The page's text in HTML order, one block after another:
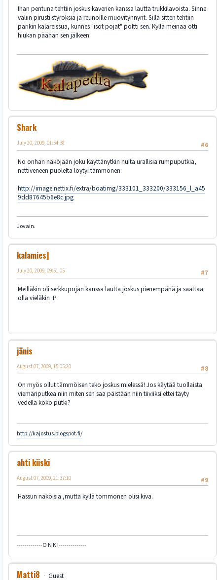
Ihan pentuna tehtiin joskus kaverien kanssa lautta trukkilavoista. Sinne
väliin pirusti styroksia ja reunoille muovitynnyrit. Sillä sitten tehtiin
parikin kalareissua, kunnes "isot pojat" poltti sen. Kyllä meinaa otti
hiukan päähän sen jälkeen
Shark
#6
July 20, 2009, 01:54:38
No onhan näköjään joku käyttänytkin nuita urallisia rumpuputkia,
nettiveneen puolelta löytyi tämmönen:
http://image.nettix.fi/extra/boatimg/333101_333200/333156_l_a45
9dd87645b6e8c.jpg
Jovain.
kalamies]
#7
July 20, 2009, 09:51:05
Meilläkin oli serkkupojan kanssa lautta joskus pienempänä ja saattaa
olla vieläkin :P
jänis
#8
August 07, 2009, 15:05:20
On myös ollut tämmöisen teko joskus mielessä! Jos käytää tuollaista
viemäriputkea niin miten sen saa päistään niin tiiviiksi ettei täyty
vedellä koko putki?
http://kajostus.blogspot.fi/
ahti kiiski
#9
August 07, 2009, 21:37:10
Hassun näköisiä ,mutta kyllä tommonen olisi kiva.
-------------O N K I--------------
Matti8 Guest